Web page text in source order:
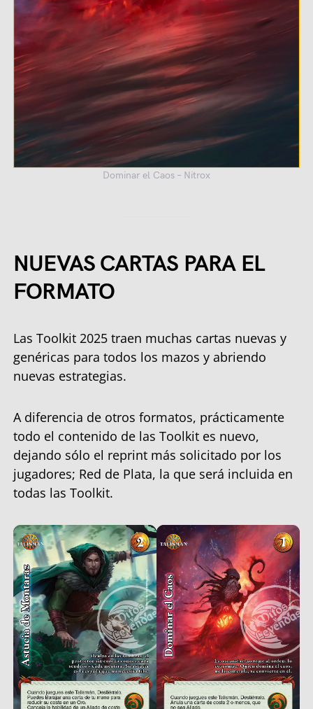
Dominar el Caos – Nitrox
NUEVAS CARTAS PARA EL
FORMATO
Las Toolkit 2025 traen muchas cartas nuevas y
genéricas para todos los mazos y abriendo
nuevas estrategias.
A diferencia de otros formatos, prácticamente
todo el contenido de las Toolkit es nuevo,
dejando sólo el reprint más solicitado por los
jugadores; Red de Plata, la que será incluida en
todas las Toolkit.